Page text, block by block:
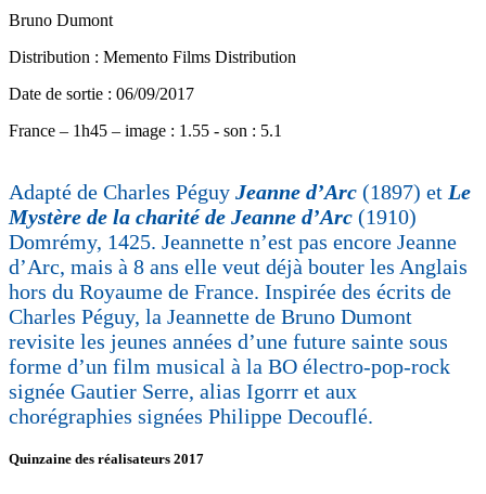
Bruno Dumont
Distribution : Memento Films Distribution
Date de sortie : 06/09/2017
France – 1h45 – image : 1.55 - son : 5.1
Adapté de Charles Péguy Jeanne d’Arc (1897) et Le
Mystère de la charité de Jeanne d’Arc (1910)
Domrémy, 1425. Jeannette n’est pas encore Jeanne
d’Arc, mais à 8 ans elle veut déjà bouter les Anglais
hors du Royaume de France. Inspirée des écrits de
Charles Péguy, la Jeannette de Bruno Dumont
revisite les jeunes années d’une future sainte sous
forme d’un film musical à la BO électro-pop-rock
signée Gautier Serre, alias Igorrr et aux
chorégraphies signées Philippe Decouflé.
Quinzaine des réalisateurs 2017